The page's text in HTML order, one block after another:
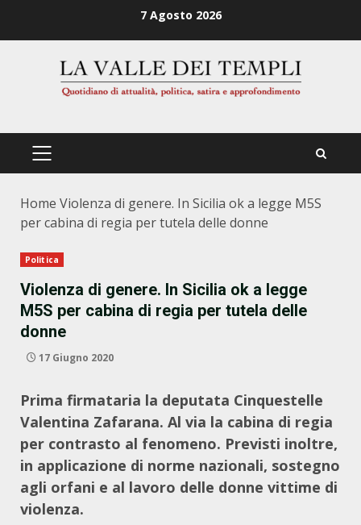
7 Agosto 2026
PRIMÄRES
Home Violenza di genere. In Sicilia ok a legge M5S
per cabina di regia per tutela delle donne
Politica
Violenza di genere. In Sicilia ok a legge
M5S per cabina di regia per tutela delle
donne
17 Giugno 2020
Prima firmataria la deputata Cinquestelle
Valentina Zafarana. Al via la cabina di regia
per contrasto al fenomeno. Previsti inoltre,
in applicazione di norme nazionali, sostegno
agli orfani e al lavoro delle donne vittime di
violenza.